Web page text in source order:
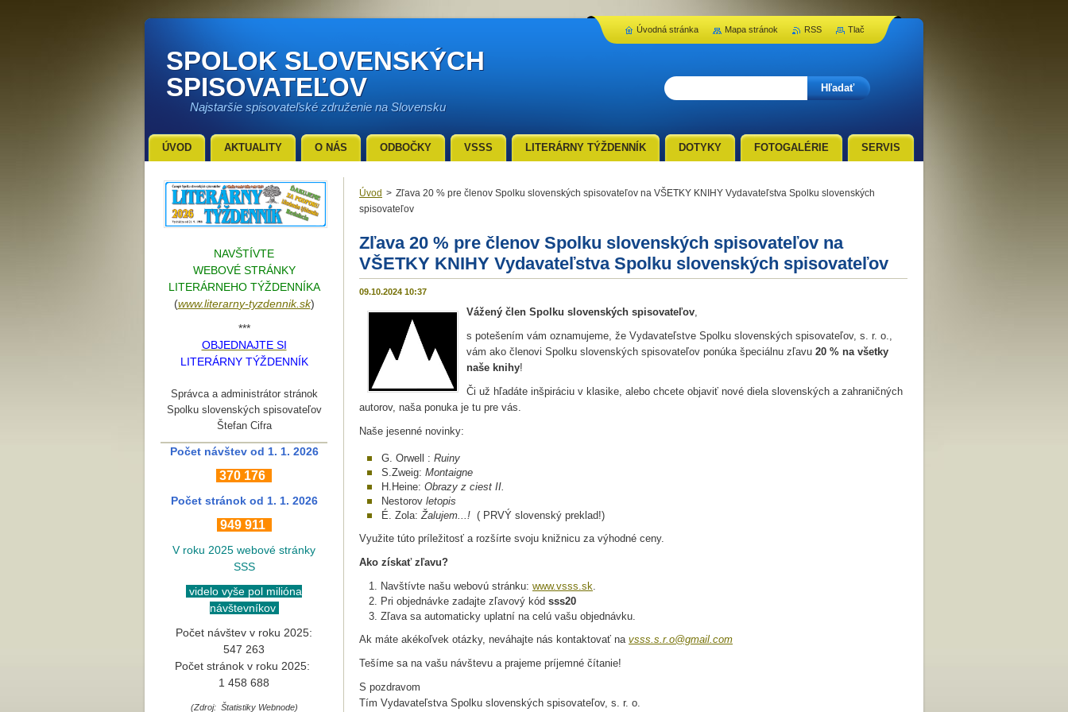
SPOLOK SLOVENSKÝCH
SPISOVATEĽOV
Najstaršie spisovateľské združenie na Slovensku
Úvod > Zľava 20 % pre členov Spolku slovenských spisovateľov na VŠETKY KNIHY Vydavateľstva Spolku slovenských
spisovateľov
Zľava 20 % pre členov Spolku slovenských spisovateľov na
VŠETKY KNIHY Vydavateľstva Spolku slovenských spisovateľov
09.10.2024 10:37
Vážený člen Spolku slovenských spisovateľov,
s potešením vám oznamujeme, že Vydavateľstve Spolku slovenských spisovateľov, s. r. o.,
vám ako členovi Spolku slovenských spisovateľov ponúka špeciálnu zľavu 20 % na všetky
naše knihy!
Či už hľadáte inšpiráciu v klasike, alebo chcete objaviť nové diela slovenských a zahraničných
autorov, naša ponuka je tu pre vás.
Naše jesenné novinky:
G. Orwell : Ruiny
S.Zweig: Montaigne
H.Heine: Obrazy z ciest II.
Nestorov letopis
É. Zola:Žalujem...! ( PRVÝ slovenský preklad!)
Využite túto príležitosť a rozšírte svoju knižnicu za výhodné ceny.
Ako získať zľavu?
Navštívte našu webovú stránku: www.vsss.sk.
Pri objednávke zadajte zľavový kód sss20
Zľava sa automaticky uplatní na celú vašu objednávku.
Ak máte akékoľvek otázky, neváhajte nás kontaktovať na vsss.s.r.o@gmail.com
Tešíme sa na vašu návštevu a prajeme príjemné čítanie!
S pozdravom
Tím Vydavateľstva Spolku slovenských spisovateľov, s. r. o.
NAVŠTÍVTE
WEBOVÉ STRÁNKY
LITERÁRNEHO TÝŽDENNÍKA
(www.literarny-tyzdennik.sk)
***
OBJEDNAJTE SI
LITERÁRNY TÝŽDENNÍK
Správca a administrátor stránok
Spolku slovenských spisovateľov
Štefan Cifra
Počet návštev od 1. 1. 2026
370 176
Počet stránok od 1. 1. 2026
949 911
V roku 2025 webové stránky
SSS
videlo vyše pol milióna
návštevníkov
Počet návštev v roku 2025:
547 263
Počet stránok v roku 2025:
1 458 688
(Zdroj: Štatistiky Webnode)
ÚVOD AKTUALITY O NÁS ODBOČKY VSSS LITERÁRNY TÝŽDENNÍK DOTYKY FOTOGALÉRIE SERVIS
Úvodná stránka Mapa stránok RSS Tlač